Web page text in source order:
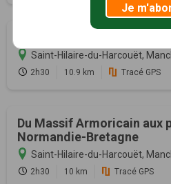
Saint-Hilaire-du-Harcouët,
2h30 10.9 km Tracé GPS
Du Massif Armoricain aux
Normandie-Bretagne
Saint-Hilaire-du-Harcouët,
2h30 10 km Tracé GPS
Je